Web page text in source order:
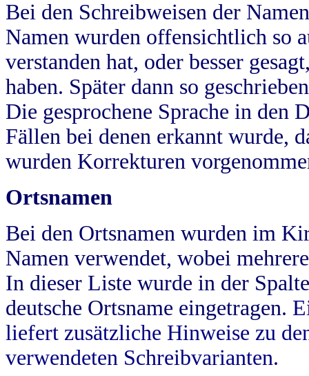
Bei den Schreibweisen der
Namen wurden offensichtlich so
verstanden hat, oder besser
haben. Später dann so
Die gesprochene Sprache in
Fällen bei denen erkannt wurde,
wurden Korrekturen
Ortsnamen
Bei den Ortsnamen wurden im
Namen verwendet, wobei
In dieser Liste wurde in der
deutsche Ortsname eingetragen.
liefert zusätzliche Hinweise zu
verwendeten Schreibvarianten.